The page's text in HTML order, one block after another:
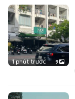
1 phút trước 9